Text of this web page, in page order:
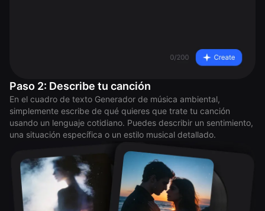
Paso 2: Describe tu canción
En el cuadro de texto Generador de música ambiental,
simplemente escribe de qué quieres que trate tu canción
usando un lenguaje cotidiano. Puedes describir un sentimiento,
una situación específica o un estilo musical detallado.